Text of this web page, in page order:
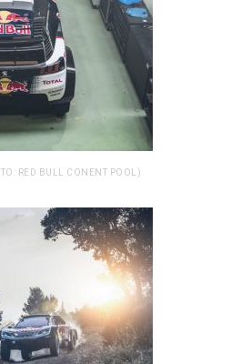
RED BULL CONENT POOL)